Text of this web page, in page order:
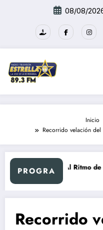
08/08/
Inicio
Recorrido velación del
PROGRAAl Ritmo de la
Recorrido